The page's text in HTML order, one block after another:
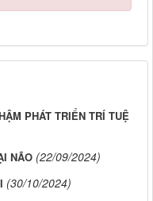
PHÁT TRIỂN TRÍ TUỆ
NÃO (22/09/2024)
(30/10/2024)